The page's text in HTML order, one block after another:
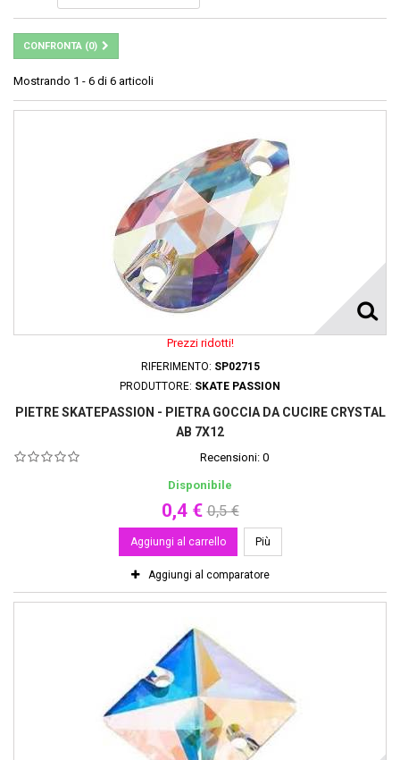
CONFRONTA (0)
Mostrando 1 - 6 di 6 articoli
Prezzi ridotti!
RIFERIMENTO: SP02715
PRODUTTORE: SKATE PASSION
PIETRE SKATEPASSION - PIETRA GOCCIA DA CUCIRE CRYSTAL
AB 7X12
Recensioni: 0
Disponibile
0,4 € 0,5 €
Aggiungi al carrello Più
Aggiungi al comparatore